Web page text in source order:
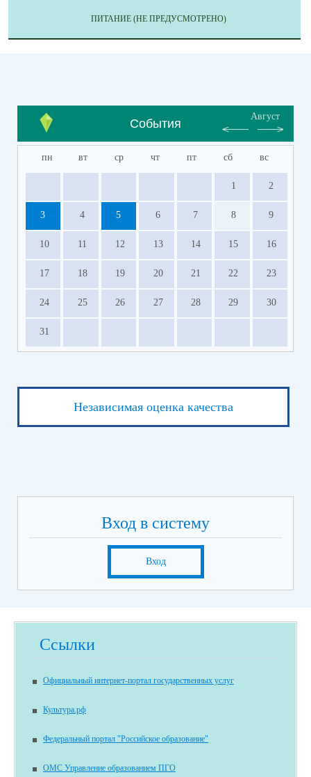
ПИТАНИЕ (НЕ ПРЕДУСМОТРЕНО)
События
Август
пн вт ср чт пт сб вс
1 2
3 4 5 6 7 8 9
10 11 12 13 14 15 16
17 18 19 20 21 22 23
24 25 26 27 28 29 30
31
Независимая оценка качества
Вход в систему
Вход
Ссылки
Официальный интернет-портал государственных услуг
Культура.рф
Федеральный портал "Российское образование"
ОМС Управление образованием ПГО